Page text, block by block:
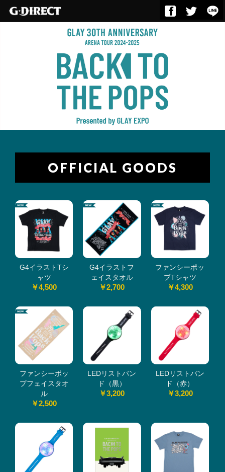
OFFICIAL GOODS
G4イラストTシ
ャツ
￥4,500
G4イラストフ
ェイスタオル
￥2,700
ファンシーポッ
プTシャツ
￥4,300
ファンシーポッ
プフェイスタオ
ル
￥2,500
LEDリストバン
ド（黒）
￥3,200
LEDリストバン
ド（赤）
￥3,200